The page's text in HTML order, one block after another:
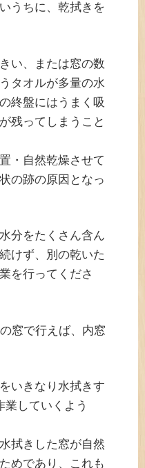
うちに、乾拭きを
い、または窓の数
タオルが多量の水
終盤にはうまく吸
残ってしまうこと
・自然乾燥させて
の跡の原因となっ
分をたくさん含ん
けず、別の乾いた
を行ってくださ
窓で行えば、内窓
いきなり水拭きす
業していくよう
拭きした窓が自然
めであり、これも